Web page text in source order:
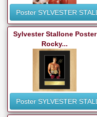
Poster SYLVESTER
Sylvester Stallone Poster
Rocky...
Poster SYLVESTER